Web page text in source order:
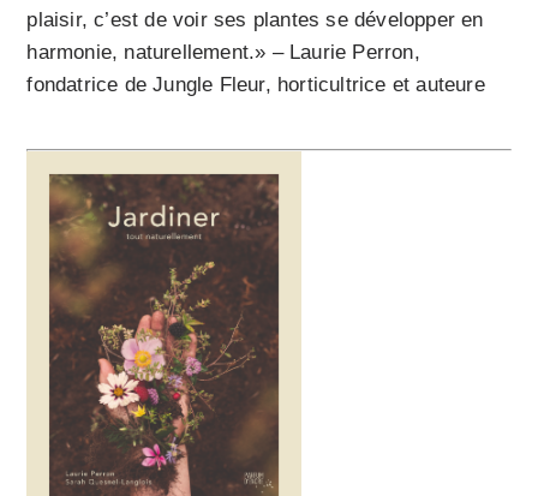
plaisir, c’est de voir ses plantes se développer en
harmonie, naturellement.» – Laurie Perron,
fondatrice de Jungle Fleur, horticultrice et auteure